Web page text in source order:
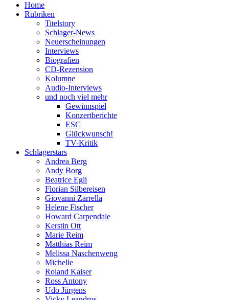
Home
Rubriken
Titelstory
Schlager-News
Neuerscheinungen
Interviews
Biografien
CD-Rezension
Kolumne
Audio-Interviews
und noch viel mehr
Gewinnspiel
Konzertberichte
ESC
Glückwunsch!
TV-Kritik
Schlagerstars
Andrea Berg
Andy Borg
Beatrice Egli
Florian Silbereisen
Giovanni Zarrella
Helene Fischer
Howard Carpendale
Kerstin Ott
Marie Reim
Matthias Reim
Melissa Naschenweng
Michelle
Roland Kaiser
Ross Antony
Udo Jürgens